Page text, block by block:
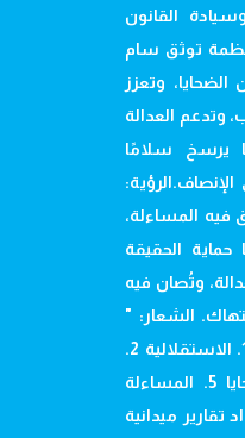
القانون
توثق سام
وتعزز
وتدعم العدالة
يرسخ سلامًا
فيه المساءلة،
حماية الحقيقة
وتُصان فيه
الشعار: "
من التوثيق إلى العدالة قيم سام :- 1. الاستقلالية 2.
المهنية 3. النزاهة 4. العدالة للضحايا 5. المساءلة
تقارير ميدانية